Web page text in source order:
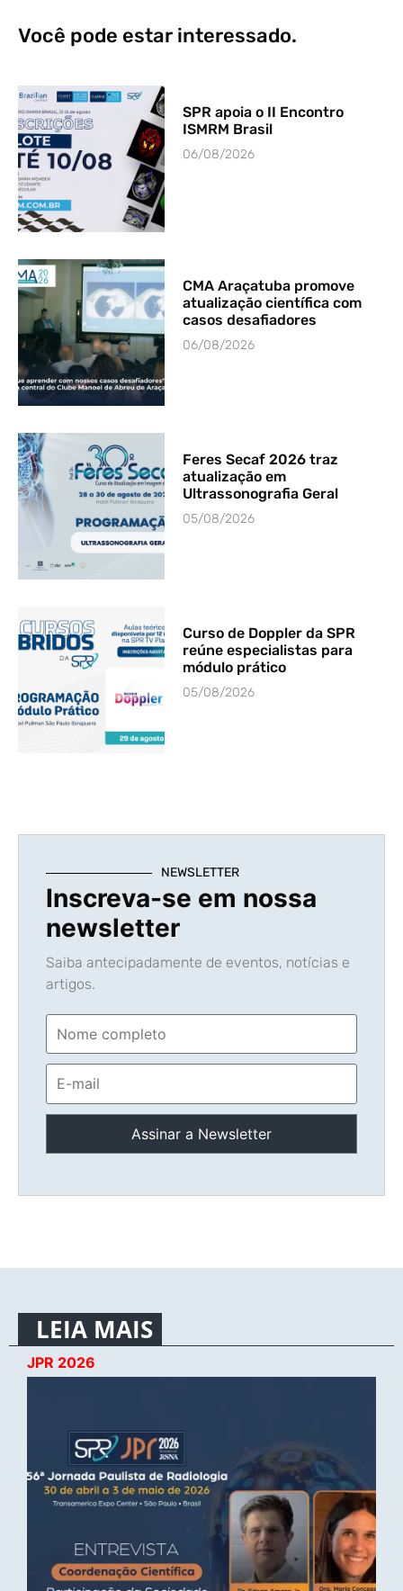
Você pode estar interessado.
SPR apoia o II Encontro
ISMRM Brasil
06/08/2026
CMA Araçatuba promove
atualização científica com
casos desafiadores
06/08/2026
Feres Secaf 2026 traz
atualização em
Ultrassonografia Geral
05/08/2026
Curso de Doppler da SPR
reúne especialistas para
módulo prático
05/08/2026
NEWSLETTER
Inscreva-se em nossa
newsletter
Saiba antecipadamente de eventos, notícias e
artigos.
LEIA MAIS
JPR 2026